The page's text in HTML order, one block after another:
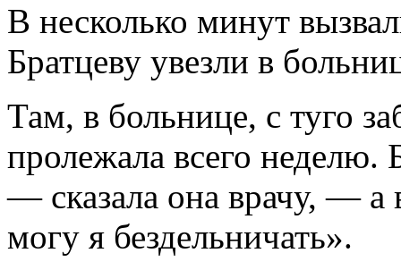
В несколько минут
Братцеву увезли в
Там, в больнице, с туго
пролежала всего неделю.
— сказала она врачу, — а
могу я бездельничать».